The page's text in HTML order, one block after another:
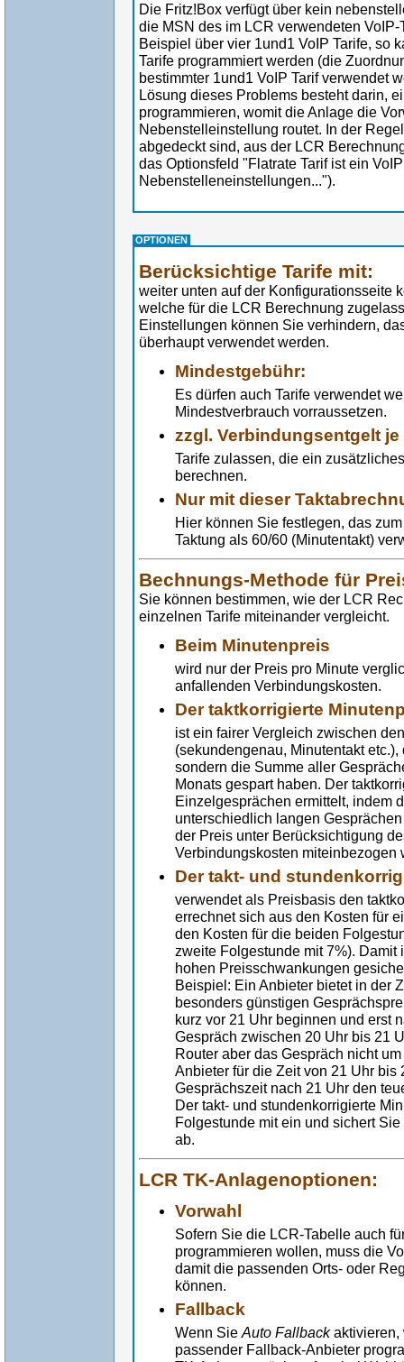
Die Fritz!Box verfügt über kein
die MSN des im LCR verwendeten
Beispiel über vier 1und1 VoIP Tarife, so
Tarife programmiert werden (die
bestimmter 1und1 VoIP Tarif verwendet
Lösung dieses Problems besteht darin,
programmieren, womit die Anlage die
Nebenstelleinstellung routet. In der
abgedeckt sind, aus der LCR
das Optionsfeld "Flatrate Tarif ist ein
Nebenstelleneinstellungen...").
OPTIONEN
Berücksichtige Tarife mit:
weiter unten auf der Konfigurationsseite
welche für die LCR Berechnung
Einstellungen können Sie verhindern,
überhaupt verwendet werden.
Mindestgebühr:
Es dürfen auch Tarife verwendet
Mindestverbrauch vorraussetzen.
zzgl. Verbindungsentgelt
Tarife zulassen, die ein
berechnen.
Nur mit dieser
Hier können Sie festlegen, das
Taktung als 60/60 (Minutentakt)
Bechnungs-Methode für
Sie können bestimmen, wie der LCR
einzelnen Tarife miteinander vergleicht.
Beim Minutenpreis
wird nur der Preis pro Minute
anfallenden Verbindungskosten.
Der taktkorrigierte
ist ein fairer Vergleich zwischen
(sekundengenau, Minutentakt
sondern die Summe aller
Monats gespart haben. Der
Einzelgesprächen ermittelt, indem
unterschiedlich langen
der Preis unter Berücksichtigung
Verbindungskosten miteinbezogen
Der takt- und
verwendet als Preisbasis den
errechnet sich aus den Kosten für
den Kosten für die beiden
zweite Folgestunde mit 7%). Damit
hohen Preisschwankungen
Beispiel: Ein Anbieter bietet in der
besonders günstigen
kurz vor 21 Uhr beginnen und erst
Gespräch zwischen 20 Uhr bis 21
Router aber das Gespräch nicht
Anbieter für die Zeit von 21 Uhr
Gesprächszeit nach 21 Uhr den
Der takt- und stundenkorrigierte
Folgestunde mit ein und sichert
ab.
LCR TK-Anlagenoptionen:
Vorwahl
Sofern Sie die LCR-Tabelle auch
programmieren wollen, muss die
damit die passenden Orts- oder
können.
Fallback
Wenn Sie Auto Fallbackaktivieren,
passender Fallback-Anbieter